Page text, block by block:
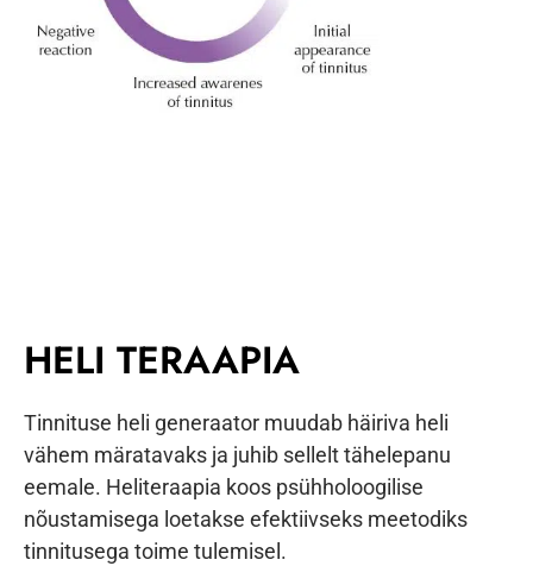
HELI TERAAPIA
Tinnituse heli generaator muudab häiriva heli
vähem märatavaks ja juhib sellelt tähelepanu
eemale. Heliteraapia koos psühholoogilise
nõustamisega loetakse efektiivseks meetodiks
tinnitusega toime tulemisel.